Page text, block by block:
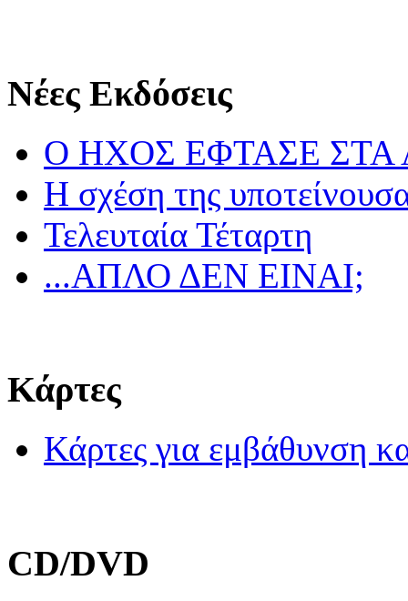
Νέες Εκδόσεις
Ο ΗΧΟΣ ΕΦΤΑΣΕ ΣΤΑ
Η σχέση της
Τελευταία Τέταρτη
...ΑΠΛΟ ΔΕΝ ΕΙΝΑΙ;
Κάρτες
Κάρτες για εμβάθυνση
CD/DVD